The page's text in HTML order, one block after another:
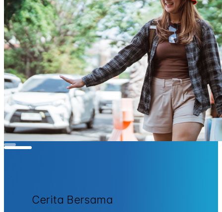
Cerita Bersama